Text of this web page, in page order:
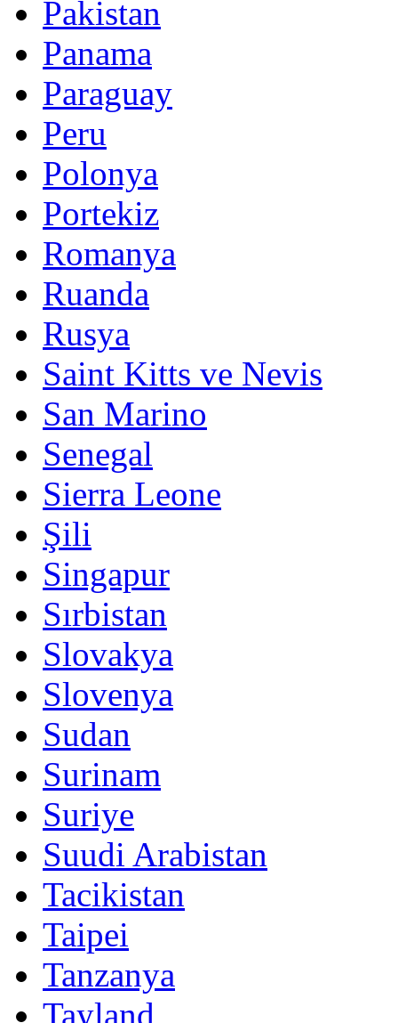
Pakistan
Panama
Paraguay
Peru
Polonya
Portekiz
Romanya
Ruanda
Rusya
Saint Kitts ve Nevis
San Marino
Senegal
Sierra Leone
Şili
Singapur
Sırbistan
Slovakya
Slovenya
Sudan
Surinam
Suriye
Suudi Arabistan
Tacikistan
Taipei
Tanzanya
Tayland